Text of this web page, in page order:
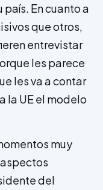
En cuan­to a
que otros,
entrevistar
les parece
les va a contar
la UE el modelo
muy
del